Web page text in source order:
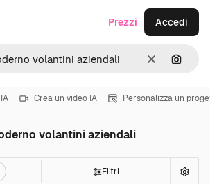
CancellaCerca
Prezzi Accedi
Crea un video IA Personalizza un
volantini aziendali
Filtri